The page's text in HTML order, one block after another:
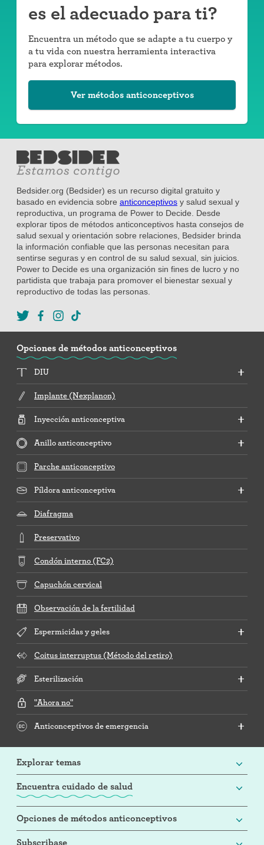
es el adecuado para ti?
Encuentra un método que se adapte a tu cuerpo y
a tu vida con nuestra herramienta interactiva
para explorar métodos.
Ver métodos anticonceptivos
Bedsider.org (Bedsider) es un recurso digital gratuito y
basado en evidencia sobre anticonceptivos y salud sexual y
reproductiva, un programa de Power to Decide. Desde
explorar tipos de métodos anticonceptivos hasta consejos de
salud sexual y orientación sobre relaciones, Bedsider brinda
la información confiable que las personas necesitan para
sentirse seguras y en control de su salud sexual, sin juicios.
Power to Decide es una organización sin fines de lucro y no
partidista que trabaja para promover el bienestar sexual y
reproductivo de todas las personas.
Opciones de métodos anticonceptivos
DIU
Implante (Nexplanon)
Inyección anticonceptiva
Anillo anticonceptivo
Parche anticonceptivo
Píldora anticonceptiva
Diafragma
Preservativo
Condón interno (FC2)
Capuchón cervical
Observación de la fertilidad
Espermicidas y geles
Coitus interruptus (Método del retiro)
Esterilización
"Ahora no"
Anticonceptivos de emergencia
Explorar temas
Encuentra cuidado de salud
Opciones de métodos anticonceptivos
Subscribase